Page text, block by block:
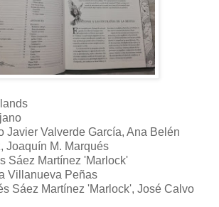
Javier Valverde García, Ana Belén
Joaquín M. Marqués
Sáez Martínez 'Marlock'
Villanueva Peñas
Sáez Martínez 'Marlock', José Calvo